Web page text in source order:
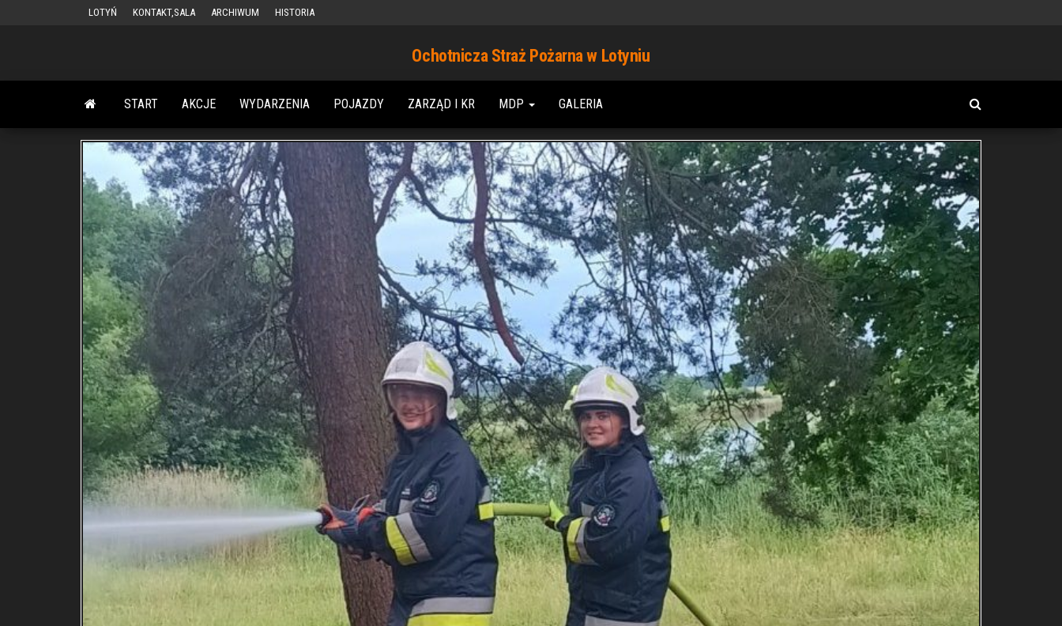
LOTYŃ KONTAKT,SALA ARCHIWUM HISTORIA
Ochotnicza Straż Pożarna w Lotyniu
START AKCJE WYDARZENIA POJAZDY ZARZĄD I KR MDP GALERIA